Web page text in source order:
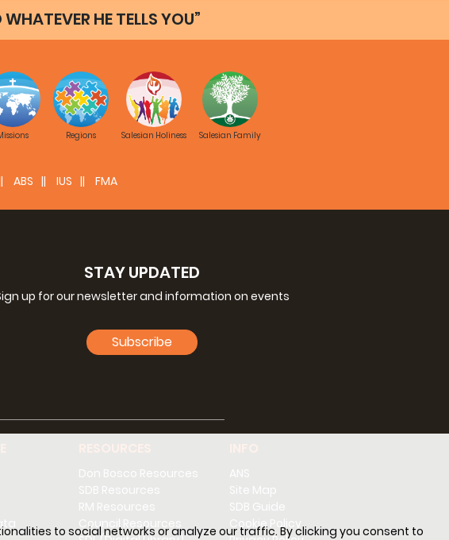
to social networks or analyze our traffic. By clicking you consent to
HE TELLS YOU”
Regions Salesian Holiness Salesian Family
ABS IUS FMA
STAY UPDATED
up for our newsletter and information on events
Subscribe
Council Resources
Cookie Policy